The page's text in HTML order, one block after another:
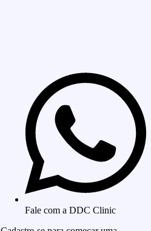
Fale com a DDC Clinic